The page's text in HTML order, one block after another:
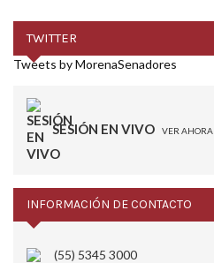
TWITTER
Tweets by MorenaSenadores
SESIÓN EN VIVO VER AHORA
INFORMACIÓN DE CONTACTO
(55) 5345 3000